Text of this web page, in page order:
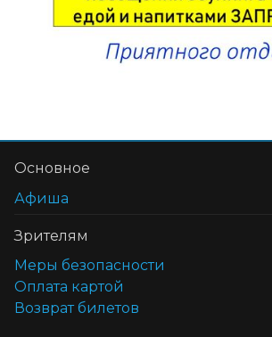
Основное
Афиша
Зрителям
Меры безопасности
Оплата картой
Возврат билетов